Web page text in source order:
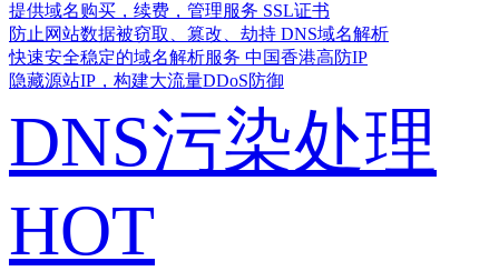
提供域名购买，续费，管理服务 SSL证书
防止网站数据被窃取、篡改、劫持 DNS域名解析
快速安全稳定的域名解析服务 中国香港高防IP
隐藏源站IP，构建大流量DDoS防御
DNS污染处理
HOT